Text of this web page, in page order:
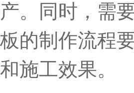
产。同时，需
板的制作流程
和施工效果。